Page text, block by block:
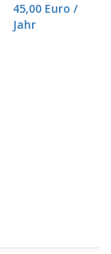
45,00 Euro /
Jahr